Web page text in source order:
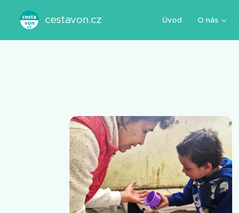
cestavon.cz Úvod O nás